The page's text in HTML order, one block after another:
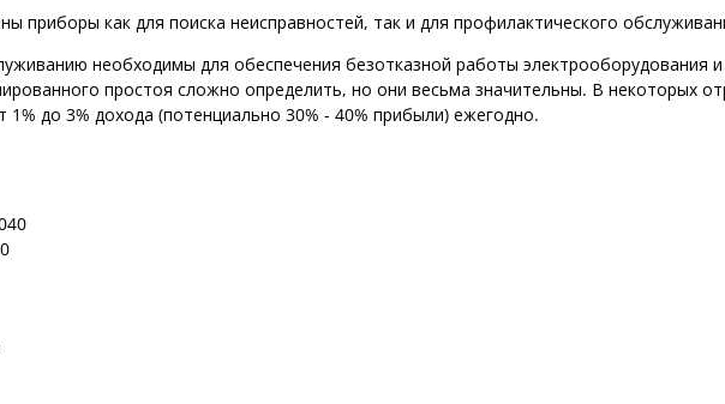
приборы как для поиска неисправностей, так и для профилактического
необходимы для обеспечения безотказной работы электрооборудования
простоя сложно определить, но они весьма значительны. В некоторых
до 3% дохода (потенциально 30% - 40% прибыли) ежегодно.